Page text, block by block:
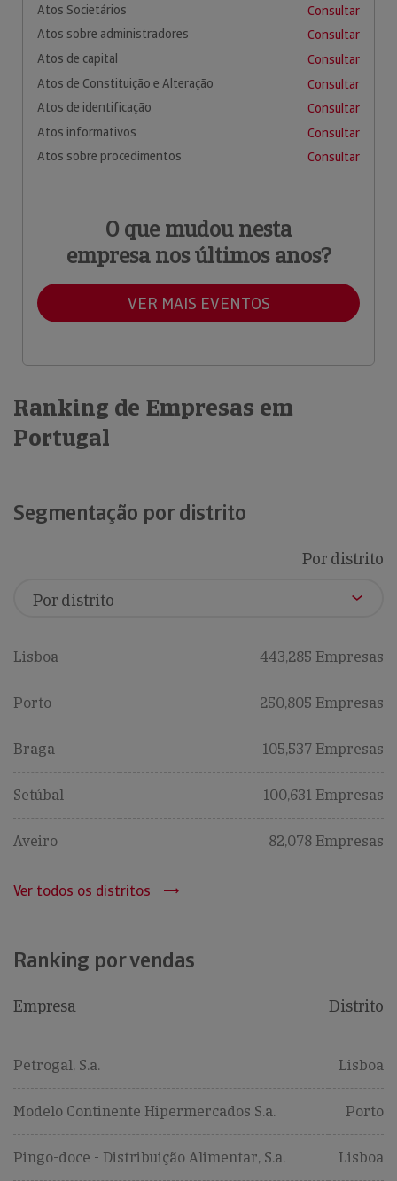
Atos Societários
Consultar
Atos sobre administradores
Consultar
Atos de capital
Consultar
Atos de Constituição e Alteração
Consultar
Atos de identificação
Consultar
Atos informativos
Consultar
Atos sobre procedimentos
Consultar
O que mudou nesta
empresa nos últimos anos?
VER MAIS EVENTOS
Ranking de Empresas em
Portugal
Segmentação por distrito
Por distrito
Lisboa 443,285 Empresas
Porto 250,805 Empresas
Braga 105,537 Empresas
Setúbal 100,631 Empresas
Aveiro 82,078 Empresas
Ver todos os distritos
Ranking por vendas
Empresa Distrito
Petrogal, S.a. Lisboa
Modelo Continente Hipermercados S.a. Porto
Pingo-doce - Distribuição Alimentar, S.a. Lisboa